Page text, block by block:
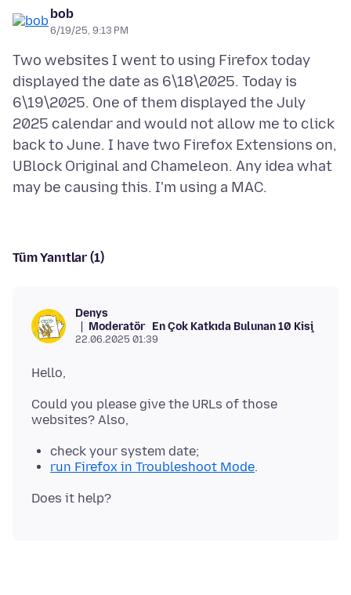
bob
6/19/25, 9:13 PM
Two websites I went to using Firefox today
displayed the date as 6\18\2025. Today is
6\19\2025. One of them displayed the July
2025 calendar and would not allow me to click
back to June. I have two Firefox Extensions on,
UBlock Original and Chameleon. Any idea what
Tüm Yanıtlar (1)
Denys
Moderatör En Çok Katkıda Bulunan 10 Kişi
22.06.2025 01:39
Could you please give the URLs of those
check your system date;
run Firefox in Troubleshoot Mode.